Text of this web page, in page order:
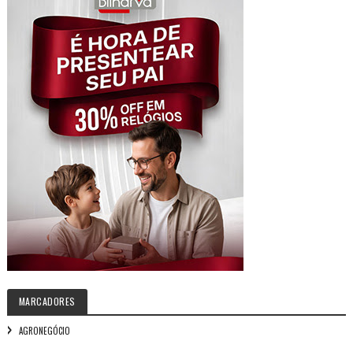
MARCADORES
AGRONEGÓCIO